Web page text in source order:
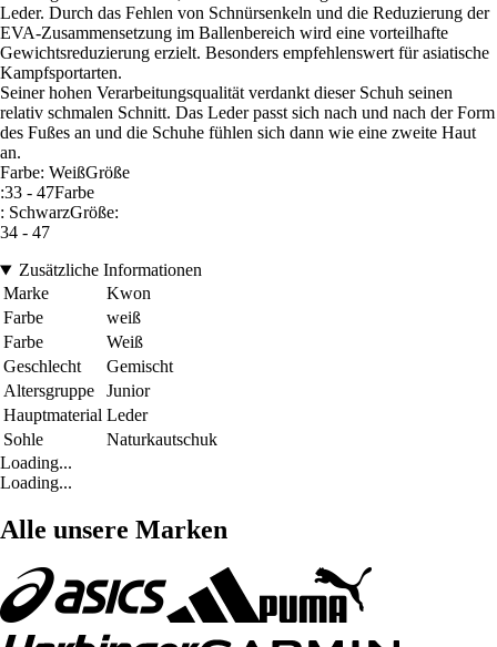
Leder. Durch das Fehlen von Schnürsenkeln und die Reduzierung der
EVA-Zusammensetzung im Ballenbereich wird eine vorteilhafte
Gewichtsreduzierung erzielt. Besonders empfehlenswert für asiatische
Kampfsportarten.
Seiner hohen Verarbeitungsqualität verdankt dieser Schuh seinen
relativ schmalen Schnitt. Das Leder passt sich nach und nach der Form
des Fußes an und die Schuhe fühlen sich dann wie eine zweite Haut
an.
Farbe: WeißGröße
:33 - 47Farbe
: SchwarzGröße:
34 - 47
Zusätzliche Informationen
Marke
Kwon
Farbe
weiß
Farbe
Weiß
Geschlecht
Gemischt
Altersgruppe
Junior
Hauptmaterial Leder
Sohle
Naturkautschuk
Loading...
Loading...
Alle unsere Marken